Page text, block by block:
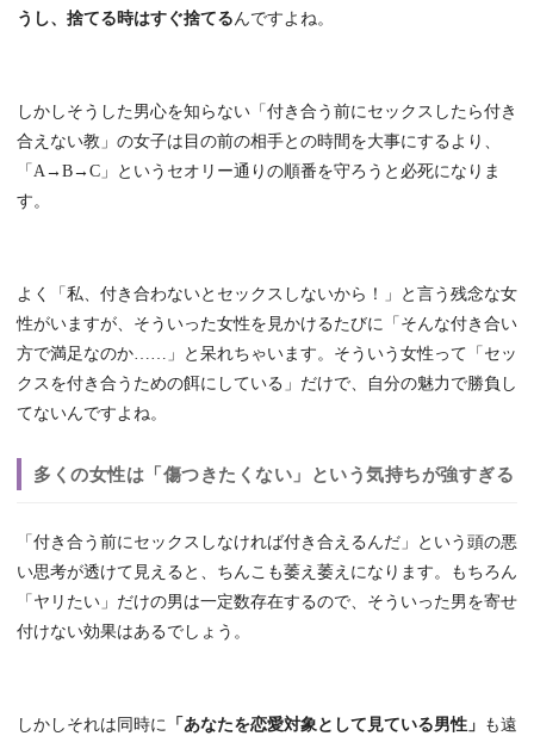
うし、捨てる時はすぐ捨てるんですよね。
しかしそうした男心を知らない「付き合う前にセックスしたら付き
合えない教」の女子は目の前の相手との時間を大事にするより、
「A→B→C」というセオリー通りの順番を守ろうと必死になりま
す。
よく「私、付き合わないとセックスしないから！」と言う残念な女
性がいますが、そういった女性を見かけるたびに「そんな付き合い
方で満足なのか……」と呆れちゃいます。そういう女性って「セッ
クスを付き合うための餌にしている」だけで、自分の魅力で勝負し
てないんですよね。
多くの女性は「傷つきたくない」という気持ちが強すぎる
「付き合う前にセックスしなければ付き合えるんだ」という頭の悪
い思考が透けて見えると、ちんこも萎え萎えになります。もちろん
「ヤリたい」だけの男は一定数存在するので、そういった男を寄せ
付けない効果はあるでしょう。
しかしそれは同時に 「あなたを恋愛対象として見ている男性」 も遠